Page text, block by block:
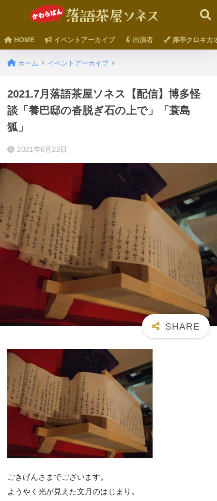
HOME イベントアーカイブ 出演者 席亭クロキカ
ホーム イベントアーカイブ
2021.7月落語茶屋ソネス【配信】博多怪
談「養巴邸の沓脱ぎ石の上で」「蓑島
狐」
2021年6月22日
ごきげんさまでございます。
ようやく光が見えた文月のはじまり。